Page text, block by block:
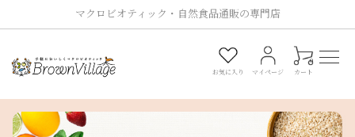
マクロビオティック・自然食品通販の専門店
お気に入り マイページ カート
0